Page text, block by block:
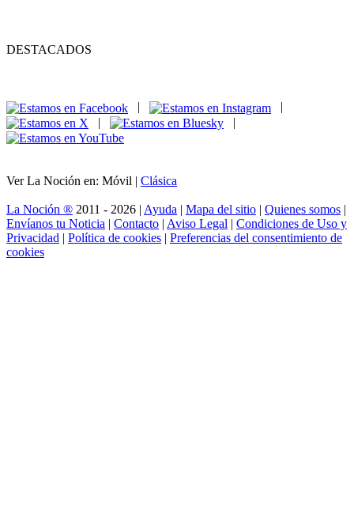
DESTACADOS
|
|
Ver La Noción en: Móvil | Clásica
La Noción ® 2011 - 2026 | Ayuda | Mapa del sitio | Quienes somos |
Envíanos tu Noticia | Contacto | Aviso Legal | Condiciones de Uso y
Privacidad | Política de cookies | Preferencias del consentimiento de
cookies